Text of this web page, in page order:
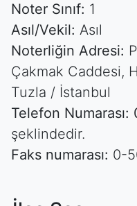
Noter Sınıf: 1
Asıl/Vekil: Asıl
Noterliğin Adresi:
Çakmak Caddesi,
Tuzla / İstanbul
Telefon Numarası:
şeklindedir.
Faks numarası: 0-